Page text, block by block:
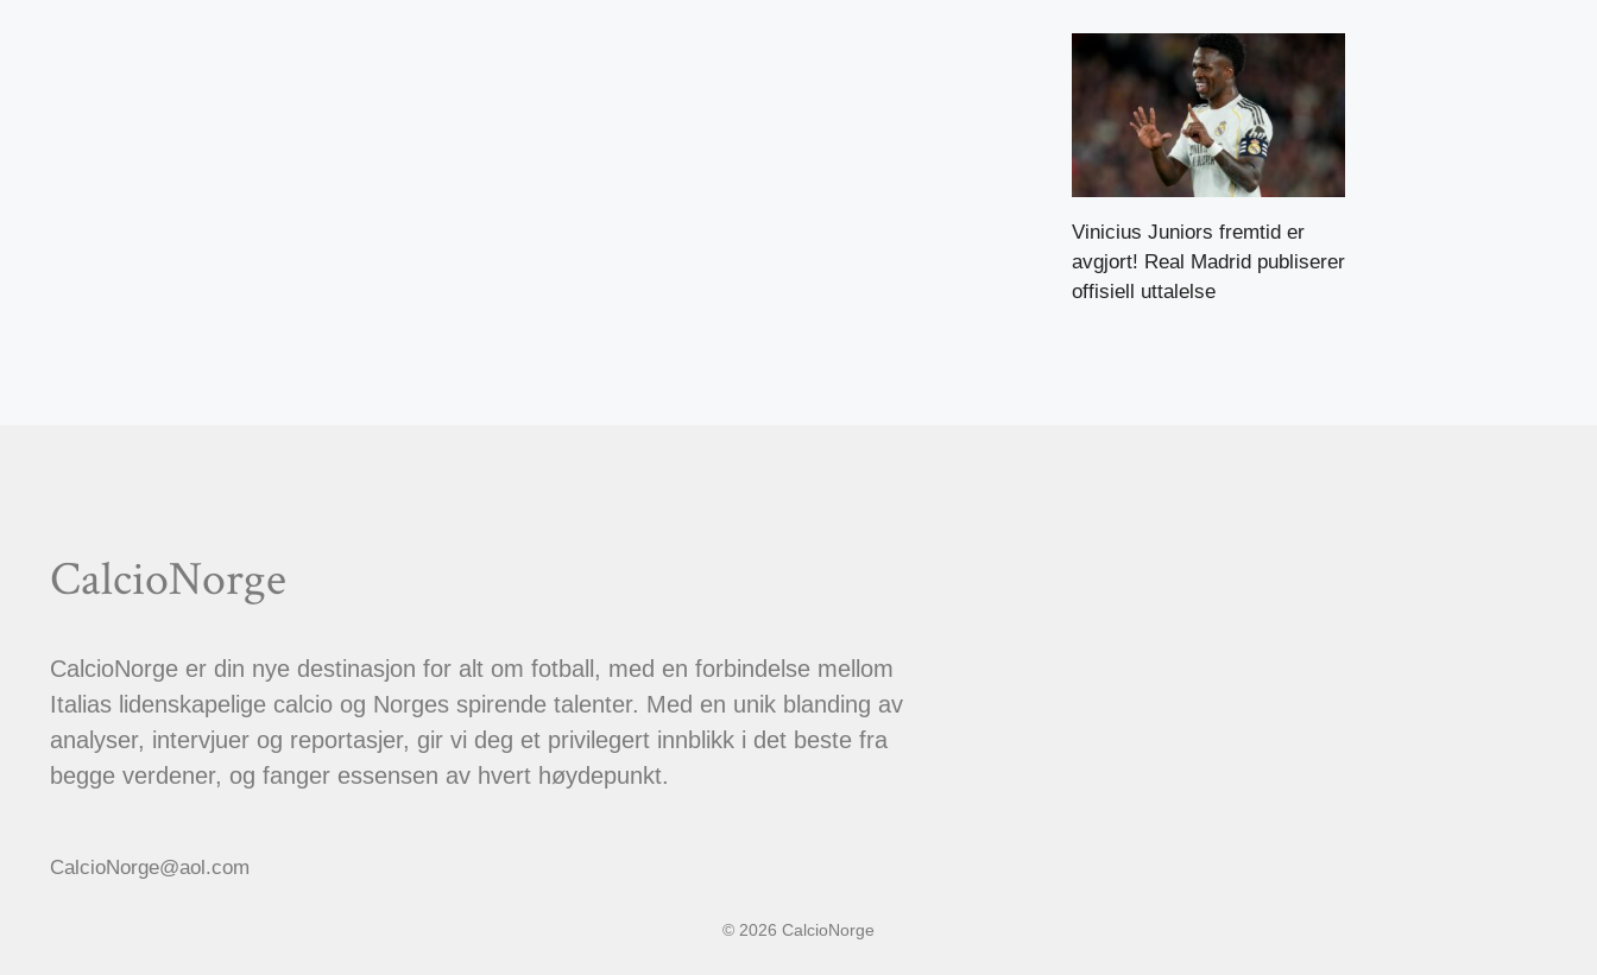
Vinicius Juniors fremtid er
avgjort! Real Madrid publiserer
offisiell uttalelse
CalcioNorge
CalcioNorge er din nye destinasjon for alt om fotball, med en forbindelse mellom
Italias lidenskapelige calcio og Norges spirende talenter. Med en unik blanding av
analyser, intervjuer og reportasjer, gir vi deg et privilegert innblikk i det beste fra
begge verdener, og fanger essensen av hvert høydepunkt.
CalcioNorge@aol.com
© 2026 CalcioNorge